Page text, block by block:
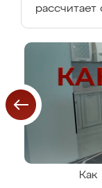
рассчитает
Как